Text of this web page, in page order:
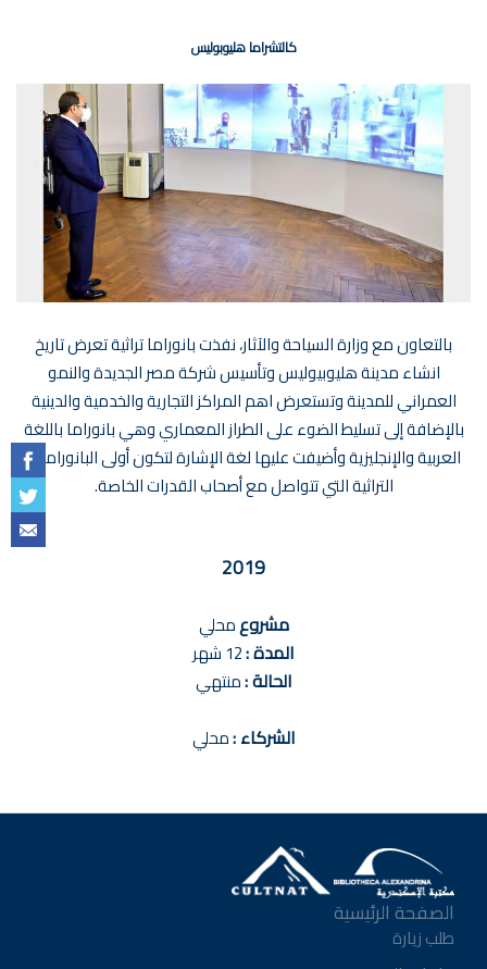
كالتشراما هليوبوليس
بالتعاون مع وزارة السياحة والآثار، نفذت بانوراما تراثية تعرض تاريخ
انشاء مدينة هليوبيوليس وتأسيس شركة مصر الجديدة والنمو
العمراني للمدينة وتستعرض اهم المراكز التجارية والخدمية والدينية
بالإضافة إلى تسليط الضوء على الطراز المعماري وهي بانوراما باللغة
العربية والإنجليزية وأضيفت عليها لغة الإشارة لتكون أولى البانورامات
التراثية التي تتواصل مع أصحاب القدرات الخاصة.
2019
مشروعمحلي
المدة :12 شهر
الحالة :منتهي
الشركاء :محلي
الصفحة الرئيسية
طلب زيارة